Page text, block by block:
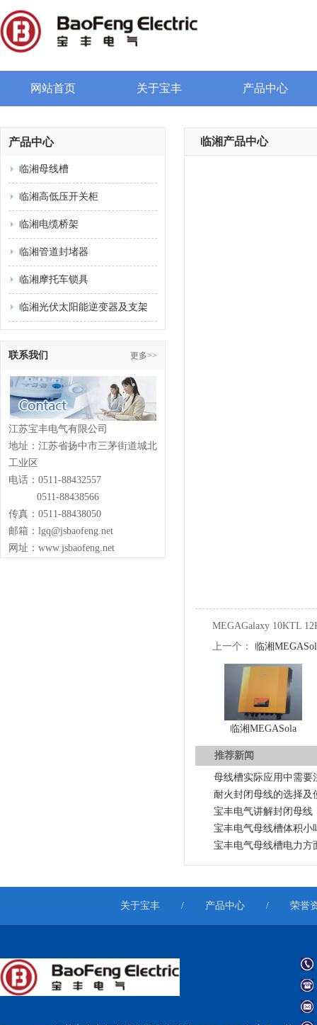
网站首页 关于宝丰 产品中心
产品中心
临湘母线槽
临湘高低压开关柜
临湘电缆桥架
临湘管道封堵器
临湘摩托车锁具
临湘光伏太阳能逆变器及支架
联系我们 更多>>
江苏宝丰电气有限公司
地址：江苏省扬中市三茅街道城北
工业区
电话：0511-88432557
0511-88438566
传真：0511-88438050
邮箱：lgq@jsbaofeng.net
网址：www.jsbaofeng.net
临湘产品中心
MEGAGalaxy 10KTL
上一个： 临湘
临湘MEGASola
推荐新闻
母线槽实际应用中需要
耐火封闭母线的选择及
宝丰电气讲解封闭母线
宝丰电气母线槽体积小
宝丰电气母线槽电力方
关于宝丰 / 产品中心 / 荣誉